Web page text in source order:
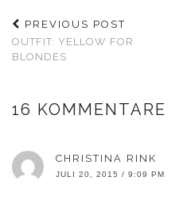
PREVIOUS POST
OUTFIT: YELLOW FOR
BLONDES
16 KOMMENTARE
CHRISTINA RINK
JULI 20, 2015 / 9:09 PM